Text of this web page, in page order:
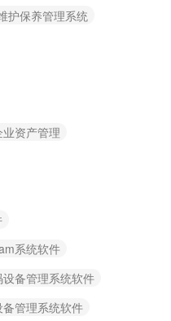
护保养管理系统
业资产管理
系统软件
设备管理系统软件
备管理系统软件